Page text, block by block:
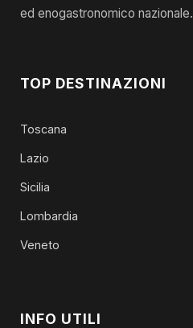
ed enogastronomico nazionale.
TOP DESTINAZIONI
Toscana
Lazio
Sicilia
Lombardia
Veneto
INFO UTILI